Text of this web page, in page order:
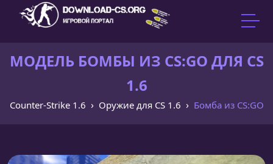
МОДЕЛЬ БОМБЫ ИЗ CS:GO ДЛЯ CS
1.6
Counter-Strike 1.6 Оружие для CS 1.6 Бомба из CS:GO